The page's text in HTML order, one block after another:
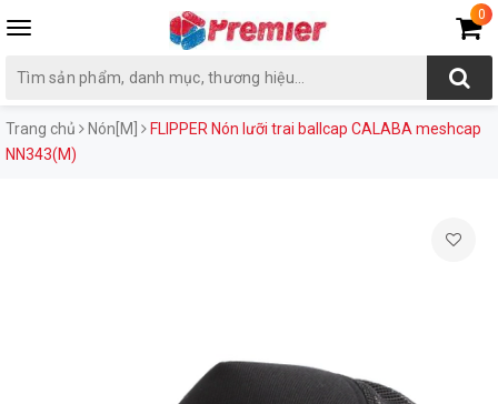
Toggle
0
Trang chủ Nón[M]
FLIPPER Nón lưỡi trai ballcap CALABA meshcap
NN343(M)